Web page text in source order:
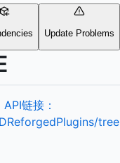
Update Problems
链接：
tree